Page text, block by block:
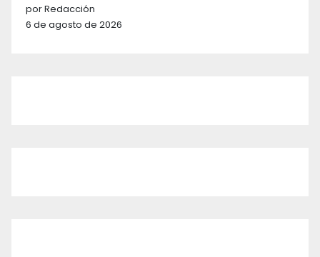
por Redacción
6 de agosto de 2026